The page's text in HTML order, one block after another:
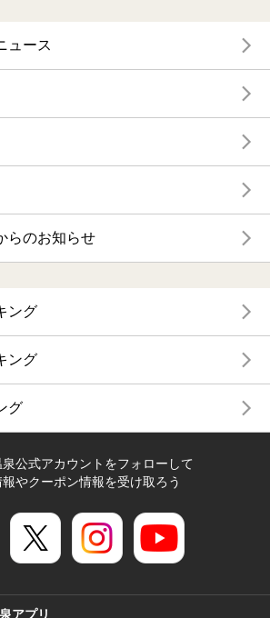
ュース
らのお知らせ
ング
ング
グ
公式アカウントをフォローして
やクーポン情報を受け取ろう
アプリ